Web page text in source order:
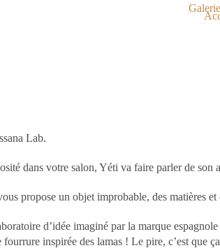
Lab.
dans votre salon, Yéti va faire parler de
propose un objet improbable, des matières
d’idée imaginé par la marque
inspirée des lamas ! Le pire, c’est que